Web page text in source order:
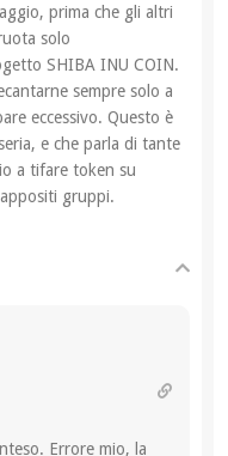
prima che gli altri
solo
SHIBA INU COIN.
sempre solo a
eccessivo. Questo è
e che parla di tante
a tifare token su
gruppi.
Errore mio, la